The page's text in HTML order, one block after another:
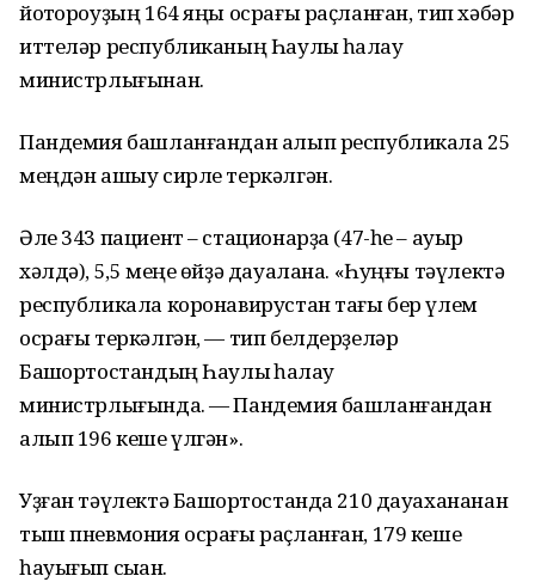
йоҡтороуҙың 164 яңы осрағы раҫланған, тип хәбәр
иттеләр республиканың Һаулыҡ һаҡлау
министрлығынан.
Пандемия башланғандан алып республикала 25
меңдән ашыу сирле теркәлгән.
Әле 343 пациент – стационарҙа (47-һе – ауыр
хәлдә), 5,5 меңе өйҙә дауалана. «Һуңғы тәүлектә
республикала коронавирустан тағы бер үлем
осрағы теркәлгән, — тип белдерҙеләр
Башҡортостандың Һаулыҡ һаҡлау
министрлығында. — Пандемия башланғандан
алып 196 кеше үлгән».
Уҙған тәүлектә Башҡортостанда 210 дауахананан
тыш пневмония осрағы раҫланған, 179 кеше
һауығып сыҡҡан.